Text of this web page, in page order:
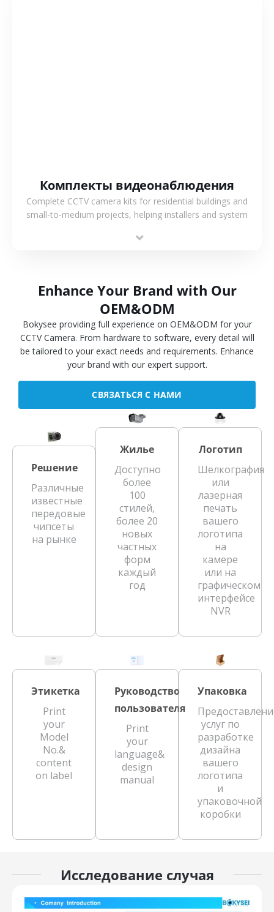
Комплекты видеонаблюдения
Complete CCTV camera kits for residential buildings and
small-to-medium projects, helping installers and system
Enhance Your Brand with Our
OEM&ODM
Bokysee providing full experience on OEM&ODM for your
CCTV Camera. From hardware to software, every detail will
be tailored to your exact needs and requirements. Enhance
your brand with our expert support.
СВЯЗАТЬСЯ С НАМИ
Решение
Различные
известные
передовые
чипсеты
на рынке
Жилье
Доступно
более
100
стилей,
более 20
новых
частных
форм
каждый
год
Логотип
Шелкография
или
лазерная
печать
вашего
логотипа
на
камере
или на
графическом
интерфейсе
NVR
Этикетка
Print
your
Model
No.&
content
on label
Руководство
пользователя
Print
your
language&
design
manual
Упаковка
услуг по
разработке
дизайна
вашего
логотипа
и
упаковочной
коробки
Исследование случая